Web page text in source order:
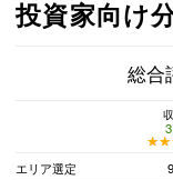
投資家向け
総合
エリア選定